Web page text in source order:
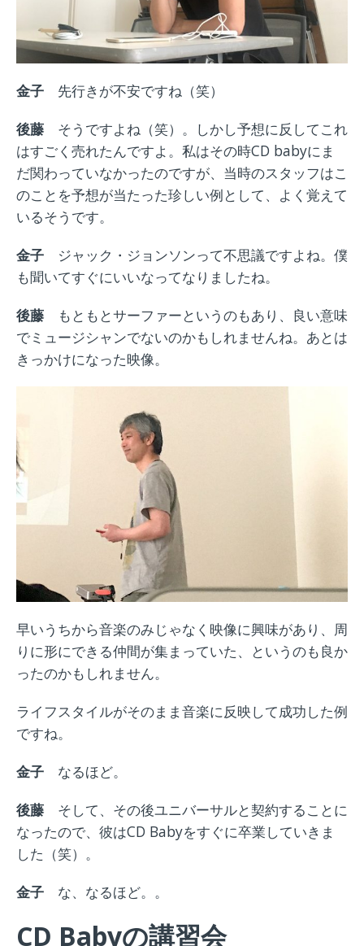
金子 先行きが不安ですね（笑）
後藤 そうですよね（笑）。しかし予想に反してこれ
はすごく売れたんですよ。私はその時CD babyにま
だ関わっていなかったのですが、当時のスタッフはこ
のことを予想が当たった珍しい例として、よく覚えて
いるそうです。
金子 ジャック・ジョンソンって不思議ですよね。僕
も聞いてすぐにいいなってなりましたね。
後藤
もともとサーファーというのもあり、良い意味
でミュージシャンでないのかもしれませんね。あとは
きっかけになった映像。
早いうちから音楽のみじゃなく映像に興味があり、周
りに形にできる仲間が集まっていた、というのも良か
ったのかもしれません。
ライフスタイルがそのまま音楽に反映して成功した例
ですね。
金子 なるほど。
後藤 そして、その後ユニバーサルと契約することに
なったので、彼はCD Babyをすぐに卒業していきま
した（笑）。
金子 な、なるほど。。
CD Babyの講習会